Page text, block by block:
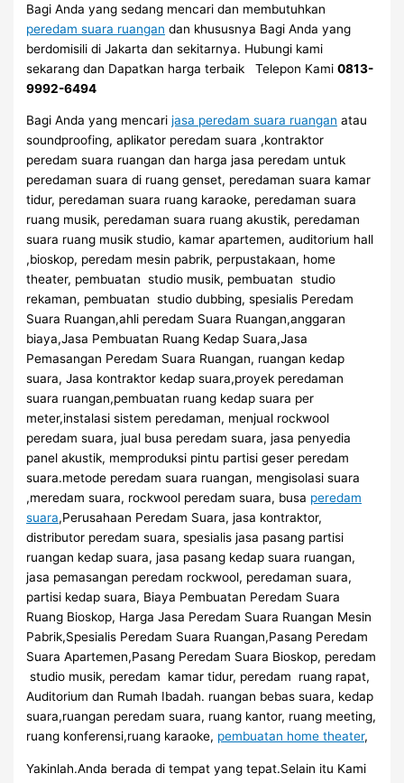
Bagi Anda yang sedang mencari dan membutuhkan
peredam suara ruangan dan khususnya Bagi Anda yang
berdomisili di Jakarta dan sekitarnya. Hubungi kami
sekarang dan Dapatkan harga terbaik Telepon Kami0813-
9992-6494
Bagi Anda yang mencarijasa peredam suara ruangan atau
soundproofing, aplikator peredam suara ,kontraktor
peredam suara ruangan dan harga jasa peredam untuk
peredaman suara di ruang genset, peredaman suara kamar
tidur, peredaman suara ruang karaoke, peredaman suara
ruang musik, peredaman suara ruang akustik, peredaman
suara ruang musik studio, kamar apartemen, auditorium hall
,bioskop, peredam mesin pabrik, perpustakaan, home
theater, pembuatan studio musik, pembuatan studio
rekaman, pembuatan studio dubbing, spesialis Peredam
Suara Ruangan,ahli peredam Suara Ruangan,anggaran
biaya,Jasa Pembuatan Ruang Kedap Suara,Jasa
Pemasangan Peredam Suara Ruangan, ruangan kedap
suara, Jasa kontraktor kedap suara,proyek peredaman
suara ruangan,pembuatan ruang kedap suara per
meter,instalasi sistem peredaman, menjual rockwool
peredam suara, jual busa peredam suara, jasa penyedia
panel akustik, memproduksi pintu partisi geser peredam
suara.metode peredam suara ruangan, mengisolasi suara
,meredam suara, rockwool peredam suara, busa peredam
suara,Perusahaan Peredam Suara, jasa kontraktor,
distributor peredam suara, spesialis jasa pasang partisi
ruangan kedap suara, jasa pasang kedap suara ruangan,
jasa pemasangan peredam rockwool, peredaman suara,
partisi kedap suara, Biaya Pembuatan Peredam Suara
Ruang Bioskop, Harga Jasa Peredam Suara Ruangan Mesin
Pabrik,Spesialis Peredam Suara Ruangan,Pasang Peredam
Suara Apartemen,Pasang Peredam Suara Bioskop, peredam
studio musik, peredam kamar tidur, peredam ruang rapat,
Auditorium dan Rumah Ibadah. ruangan bebas suara, kedap
suara,ruangan peredam suara, ruang kantor, ruang meeting,
ruang konferensi,ruang karaoke, pembuatan home theater,
Yakinlah.Anda berada di tempat yang tepat.Selain itu Kami